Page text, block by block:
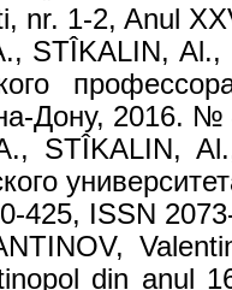
nr. 1-2, Anul
STÎKALIN, Al.,
Дону, 2016.
STÎKALIN,
425, ISSN
din anul